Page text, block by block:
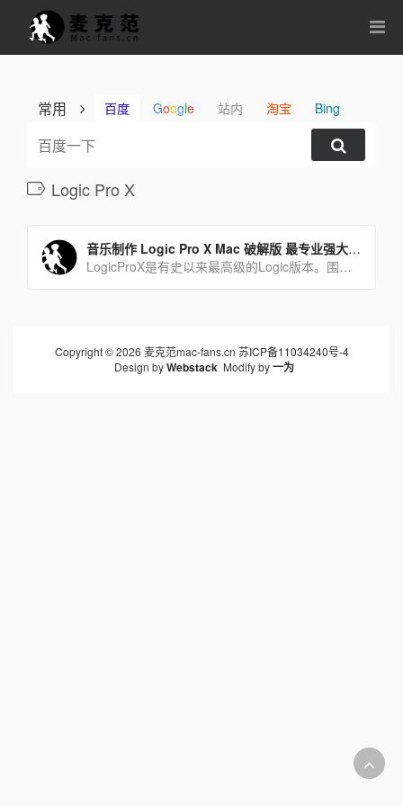
常用 百度 Google 站内 淘宝 Bing
Logic Pro X
音乐制作 Logic Pro X Mac 破解版 最专业强大的音乐制作软件
LogicProX是有史以来最高级的Logic版本。围绕颇具现代感的界面而开发的全新高级工具可用于专[…]
Copyright © 2026 麦克范mac-fans.cn 苏ICP备11034240号-4
Design byWebstack Modify by一为